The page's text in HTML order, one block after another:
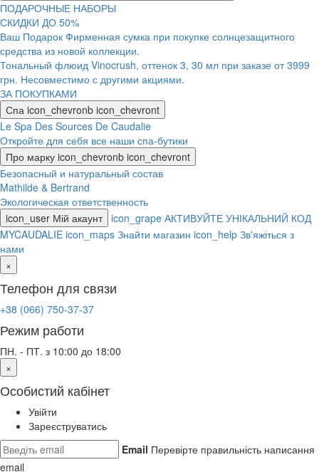
ПОДАРОЧНЫЕ НАБОРЫ
СКИДКИ ДО 50%
Ваш Подарок Фирменная сумка при покупке солнцезащитного
средства из новой коллекции.
Тональный флюид Vinocrush, оттенок 3, 30 мл при заказе от 3999
грн. Несовместимо с другими акциями.
ЗА ПОКУПКАМИ
Спа icon_chevronb icon_chevront
Le Spa Des Sources De Caudalie
Откройте для себя все наши спа-бутики
Про марку icon_chevronb icon_chevront
Безопасный и натуральный состав
Mathilde & Bertrand
Экологическая ответственность
icon_user Мій акаунт icon_grape АКТИВУЙТЕ УНІКАЛЬНИЙ КОД
MYCAUDALIE icon_maps Знайти магазин icon_help Зв'яжіться з
нами
×
Телефон для связи
+38 (066) 750-37-37
Режим работи
ПН. - ПТ. з 10:00 до 18:00
×
Особистий кабінет
Увійти
Зареєструватись
Email Перевірте правильність написання
email